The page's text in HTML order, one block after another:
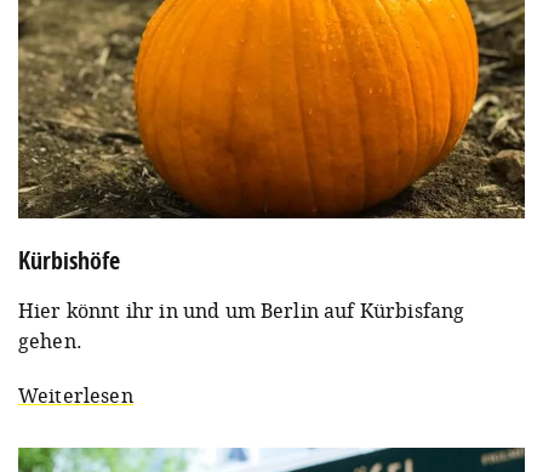
Kürbishöfe
Hier könnt ihr in und um Berlin auf Kürbisfang
gehen.
Weiterlesen